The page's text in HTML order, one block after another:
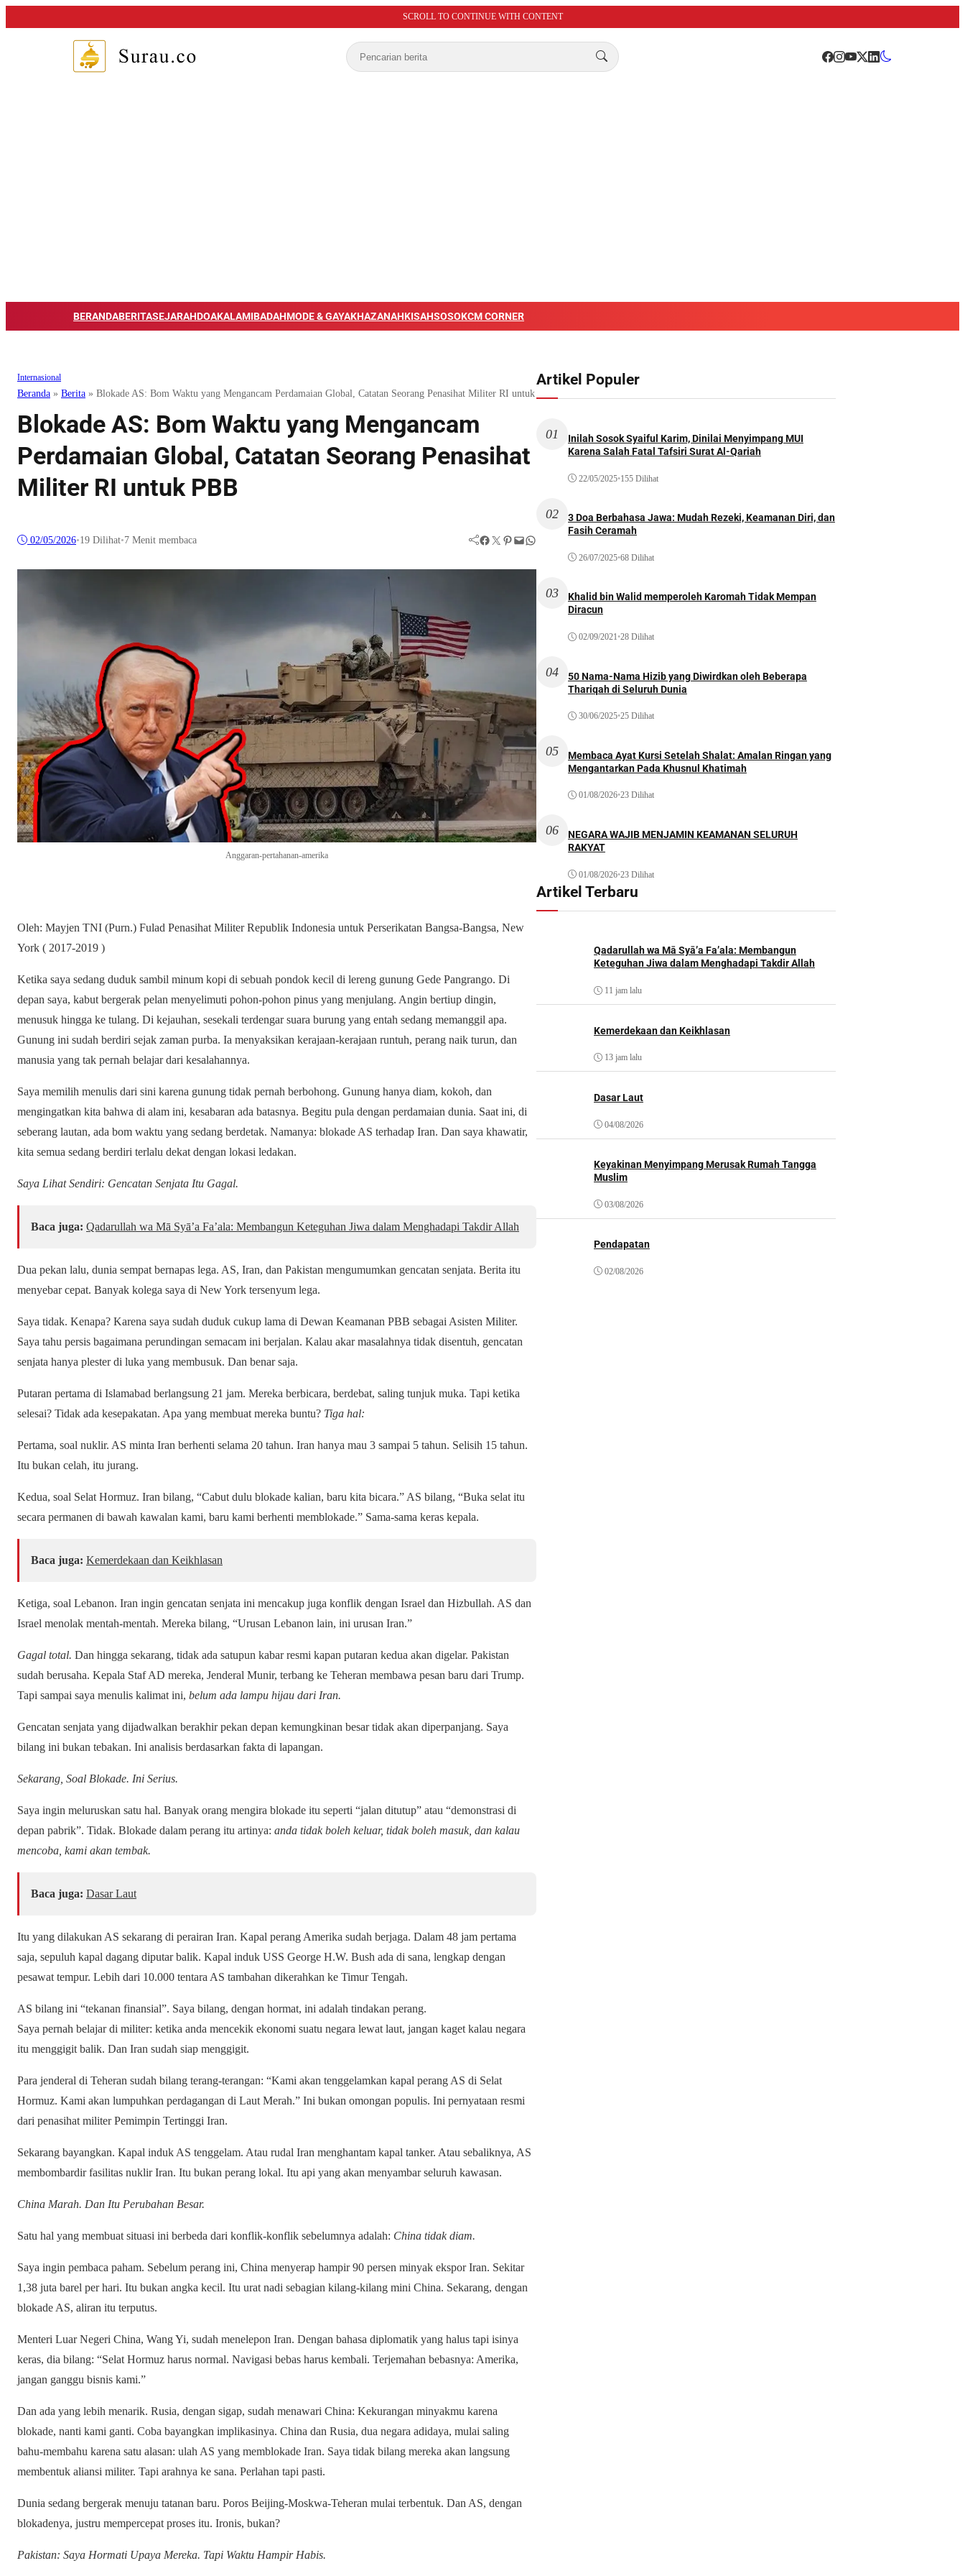
SCROLL TO CONTINUE WITH CONTENT
BERANDABERITASEJARAHDOAKALAMIBADAHMODE & GAYAKHAZANAHKISAHSOSOKCM CORNER
Internasional
Beranda » Berita » Blokade AS: Bom Waktu yang Mengancam Perdamaian Global, Catatan Seorang Penasihat Militer RI untuk PBB
Blokade AS: Bom Waktu yang Mengancam
Perdamaian Global, Catatan Seorang Penasihat
Militer RI untuk PBB
02/05/2026•19 Dilihat•7 Menit membaca Facebook Twitter Pinterest Mail WhatsApp
Anggaran-pertahanan-amerika
Oleh: Mayjen TNI (Purn.) Fulad Penasihat Militer Republik Indonesia untuk Perserikatan Bangsa-Bangsa, New
York ( 2017-2019 )
Ketika saya sedang duduk sambil minum kopi di sebuah pondok kecil di lereng gunung Gede Pangrango. Di
depan saya, kabut bergerak pelan menyelimuti pohon-pohon pinus yang menjulang. Angin bertiup dingin,
menusuk hingga ke tulang. Di kejauhan, sesekali terdengar suara burung yang entah sedang memanggil apa.
Gunung ini sudah berdiri sejak zaman purba. Ia menyaksikan kerajaan-kerajaan runtuh, perang naik turun, dan
manusia yang tak pernah belajar dari kesalahannya.
Saya memilih menulis dari sini karena gunung tidak pernah berbohong. Gunung hanya diam, kokoh, dan
mengingatkan kita bahwa di alam ini, kesabaran ada batasnya. Begitu pula dengan perdamaian dunia. Saat ini, di
seberang lautan, ada bom waktu yang sedang berdetak. Namanya: blokade AS terhadap Iran. Dan saya khawatir,
kita semua sedang berdiri terlalu dekat dengan lokasi ledakan.
Saya Lihat Sendiri: Gencatan Senjata Itu Gagal.
Baca juga: Qadarullah wa Mā Syā’a Fa’ala: Membangun Keteguhan Jiwa dalam Menghadapi Takdir Allah
Dua pekan lalu, dunia sempat bernapas lega. AS, Iran, dan Pakistan mengumumkan gencatan senjata. Berita itu
menyebar cepat. Banyak kolega saya di New York tersenyum lega.
Saya tidak. Kenapa? Karena saya sudah duduk cukup lama di Dewan Keamanan PBB sebagai Asisten Militer.
Saya tahu persis bagaimana perundingan semacam ini berjalan. Kalau akar masalahnya tidak disentuh, gencatan
senjata hanya plester di luka yang membusuk. Dan benar saja.
Putaran pertama di Islamabad berlangsung 21 jam. Mereka berbicara, berdebat, saling tunjuk muka. Tapi ketika
selesai? Tidak ada kesepakatan. Apa yang membuat mereka buntu? Tiga hal:
Pertama, soal nuklir. AS minta Iran berhenti selama 20 tahun. Iran hanya mau 3 sampai 5 tahun. Selisih 15 tahun.
Itu bukan celah, itu jurang.
Kedua, soal Selat Hormuz. Iran bilang, “Cabut dulu blokade kalian, baru kita bicara.” AS bilang, “Buka selat itu
secara permanen di bawah kawalan kami, baru kami berhenti memblokade.” Sama-sama keras kepala.
Baca juga: Kemerdekaan dan Keikhlasan
Ketiga, soal Lebanon. Iran ingin gencatan senjata ini mencakup juga konflik dengan Israel dan Hizbullah. AS dan
Israel menolak mentah-mentah. Mereka bilang, “Urusan Lebanon lain, ini urusan Iran.”
Gagal total. Dan hingga sekarang, tidak ada satupun kabar resmi kapan putaran kedua akan digelar. Pakistan
sudah berusaha. Kepala Staf AD mereka, Jenderal Munir, terbang ke Teheran membawa pesan baru dari Trump.
Tapi sampai saya menulis kalimat ini, belum ada lampu hijau dari Iran.
Gencatan senjata yang dijadwalkan berakhir pekan depan kemungkinan besar tidak akan diperpanjang. Saya
bilang ini bukan tebakan. Ini analisis berdasarkan fakta di lapangan.
Sekarang, Soal Blokade. Ini Serius.
Saya ingin meluruskan satu hal. Banyak orang mengira blokade itu seperti “jalan ditutup” atau “demonstrasi di
depan pabrik”. Tidak. Blokade dalam perang itu artinya: anda tidak boleh keluar, tidak boleh masuk, dan kalau
mencoba, kami akan tembak.
Baca juga: Dasar Laut
Itu yang dilakukan AS sekarang di perairan Iran. Kapal perang Amerika sudah berjaga. Dalam 48 jam pertama
saja, sepuluh kapal dagang diputar balik. Kapal induk USS George H.W. Bush ada di sana, lengkap dengan
pesawat tempur. Lebih dari 10.000 tentara AS tambahan dikerahkan ke Timur Tengah.
AS bilang ini “tekanan finansial”. Saya bilang, dengan hormat, ini adalah tindakan perang.
Saya pernah belajar di militer: ketika anda mencekik ekonomi suatu negara lewat laut, jangan kaget kalau negara
itu menggigit balik. Dan Iran sudah siap menggigit.
Para jenderal di Teheran sudah bilang terang-terangan: “Kami akan tenggelamkan kapal perang AS di Selat
Hormuz. Kami akan lumpuhkan perdagangan di Laut Merah.” Ini bukan omongan populis. Ini pernyataan resmi
dari penasihat militer Pemimpin Tertinggi Iran.
Sekarang bayangkan. Kapal induk AS tenggelam. Atau rudal Iran menghantam kapal tanker. Atau sebaliknya, AS
membombardir fasilitas nuklir Iran. Itu bukan perang lokal. Itu api yang akan menyambar seluruh kawasan.
China Marah. Dan Itu Perubahan Besar.
Satu hal yang membuat situasi ini berbeda dari konflik-konflik sebelumnya adalah: China tidak diam.
Saya ingin pembaca paham. Sebelum perang ini, China menyerap hampir 90 persen minyak ekspor Iran. Sekitar
1,38 juta barel per hari. Itu bukan angka kecil. Itu urat nadi sebagian kilang-kilang mini China. Sekarang, dengan
blokade AS, aliran itu terputus.
Menteri Luar Negeri China, Wang Yi, sudah menelepon Iran. Dengan bahasa diplomatik yang halus tapi isinya
keras, dia bilang: “Selat Hormuz harus normal. Navigasi bebas harus kembali. Terjemahan bebasnya: Amerika,
jangan ganggu bisnis kami.”
Dan ada yang lebih menarik. Rusia, dengan sigap, sudah menawari China: Kekurangan minyakmu karena
blokade, nanti kami ganti. Coba bayangkan implikasinya. China dan Rusia, dua negara adidaya, mulai saling
bahu-membahu karena satu alasan: ulah AS yang memblokade Iran. Saya tidak bilang mereka akan langsung
membentuk aliansi militer. Tapi arahnya ke sana. Perlahan tapi pasti.
Dunia sedang bergerak menuju tatanan baru. Poros Beijing-Moskwa-Teheran mulai terbentuk. Dan AS, dengan
blokadenya, justru mempercepat proses itu. Ironis, bukan?
Pakistan: Saya Hormati Upaya Mereka. Tapi Waktu Hampir Habis.
Artikel Populer
01
Inilah Sosok Syaiful Karim, Dinilai Menyimpang MUI
Karena Salah Fatal Tafsiri Surat Al-Qariah
22/05/2025•155 Dilihat
02
3 Doa Berbahasa Jawa: Mudah Rezeki, Keamanan Diri, dan
Fasih Ceramah
26/07/2025•68 Dilihat
03
Khalid bin Walid memperoleh Karomah Tidak Mempan
Diracun
02/09/2021•28 Dilihat
04
50 Nama-Nama Hizib yang Diwirdkan oleh Beberapa
Thariqah di Seluruh Dunia
30/06/2025•25 Dilihat
05
Membaca Ayat Kursi Setelah Shalat: Amalan Ringan yang
Mengantarkan Pada Khusnul Khatimah
01/08/2026•23 Dilihat
06
NEGARA WAJIB MENJAMIN KEAMANAN SELURUH
RAKYAT
01/08/2026•23 Dilihat
Artikel Terbaru
Qadarullah wa Mā Syā’a Fa’ala: Membangun
Keteguhan Jiwa dalam Menghadapi Takdir Allah
11 jam lalu
Kemerdekaan dan Keikhlasan
13 jam lalu
Dasar Laut
04/08/2026
Keyakinan Menyimpang Merusak Rumah Tangga
Muslim
03/08/2026
Pendapatan
02/08/2026